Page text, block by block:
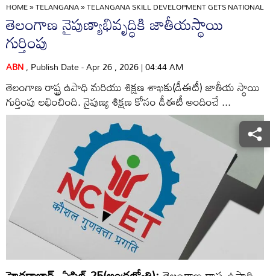
HOME»TELANGANA»TELANGANA SKILL DEVELOPMENT GETS NATIONAL
తెలంగాణ నైపుణ్యాభివృద్ధికి జాతీయస్థాయి
గుర్తింపు
ABN, Publish Date - Apr 26 , 2026 | 04:44 AM
తెలంగాణ రాష్ట్ర ఉపాధి మరియు శిక్షణ శాఖకు(డీఈటీ) జాతీయ స్థాయి
గుర్తింపు లభించింది. నైపుణ్య శిక్షణ కోసం డీఈటీ అందించే ...